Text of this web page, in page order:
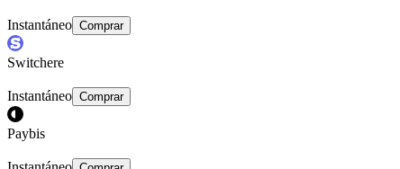
Instantáneo Comprar
Switchere
Instantáneo Comprar
Paybis